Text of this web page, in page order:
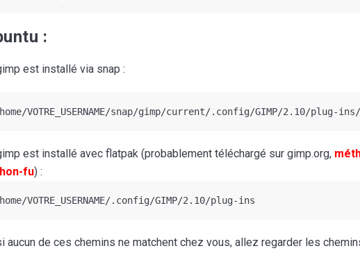
:
est installé via snap :
VOTRE_USERNAME/snap/gimp/current/.config/GIMP/2.10/plug-ins/
est installé avec flatpak (probablement téléchargé sur gimp.org,
fu) :
VOTRE_USERNAME/.config/GIMP/2.10/plug-ins
aucun de ces chemins ne matchent chez vous, allez regarder les